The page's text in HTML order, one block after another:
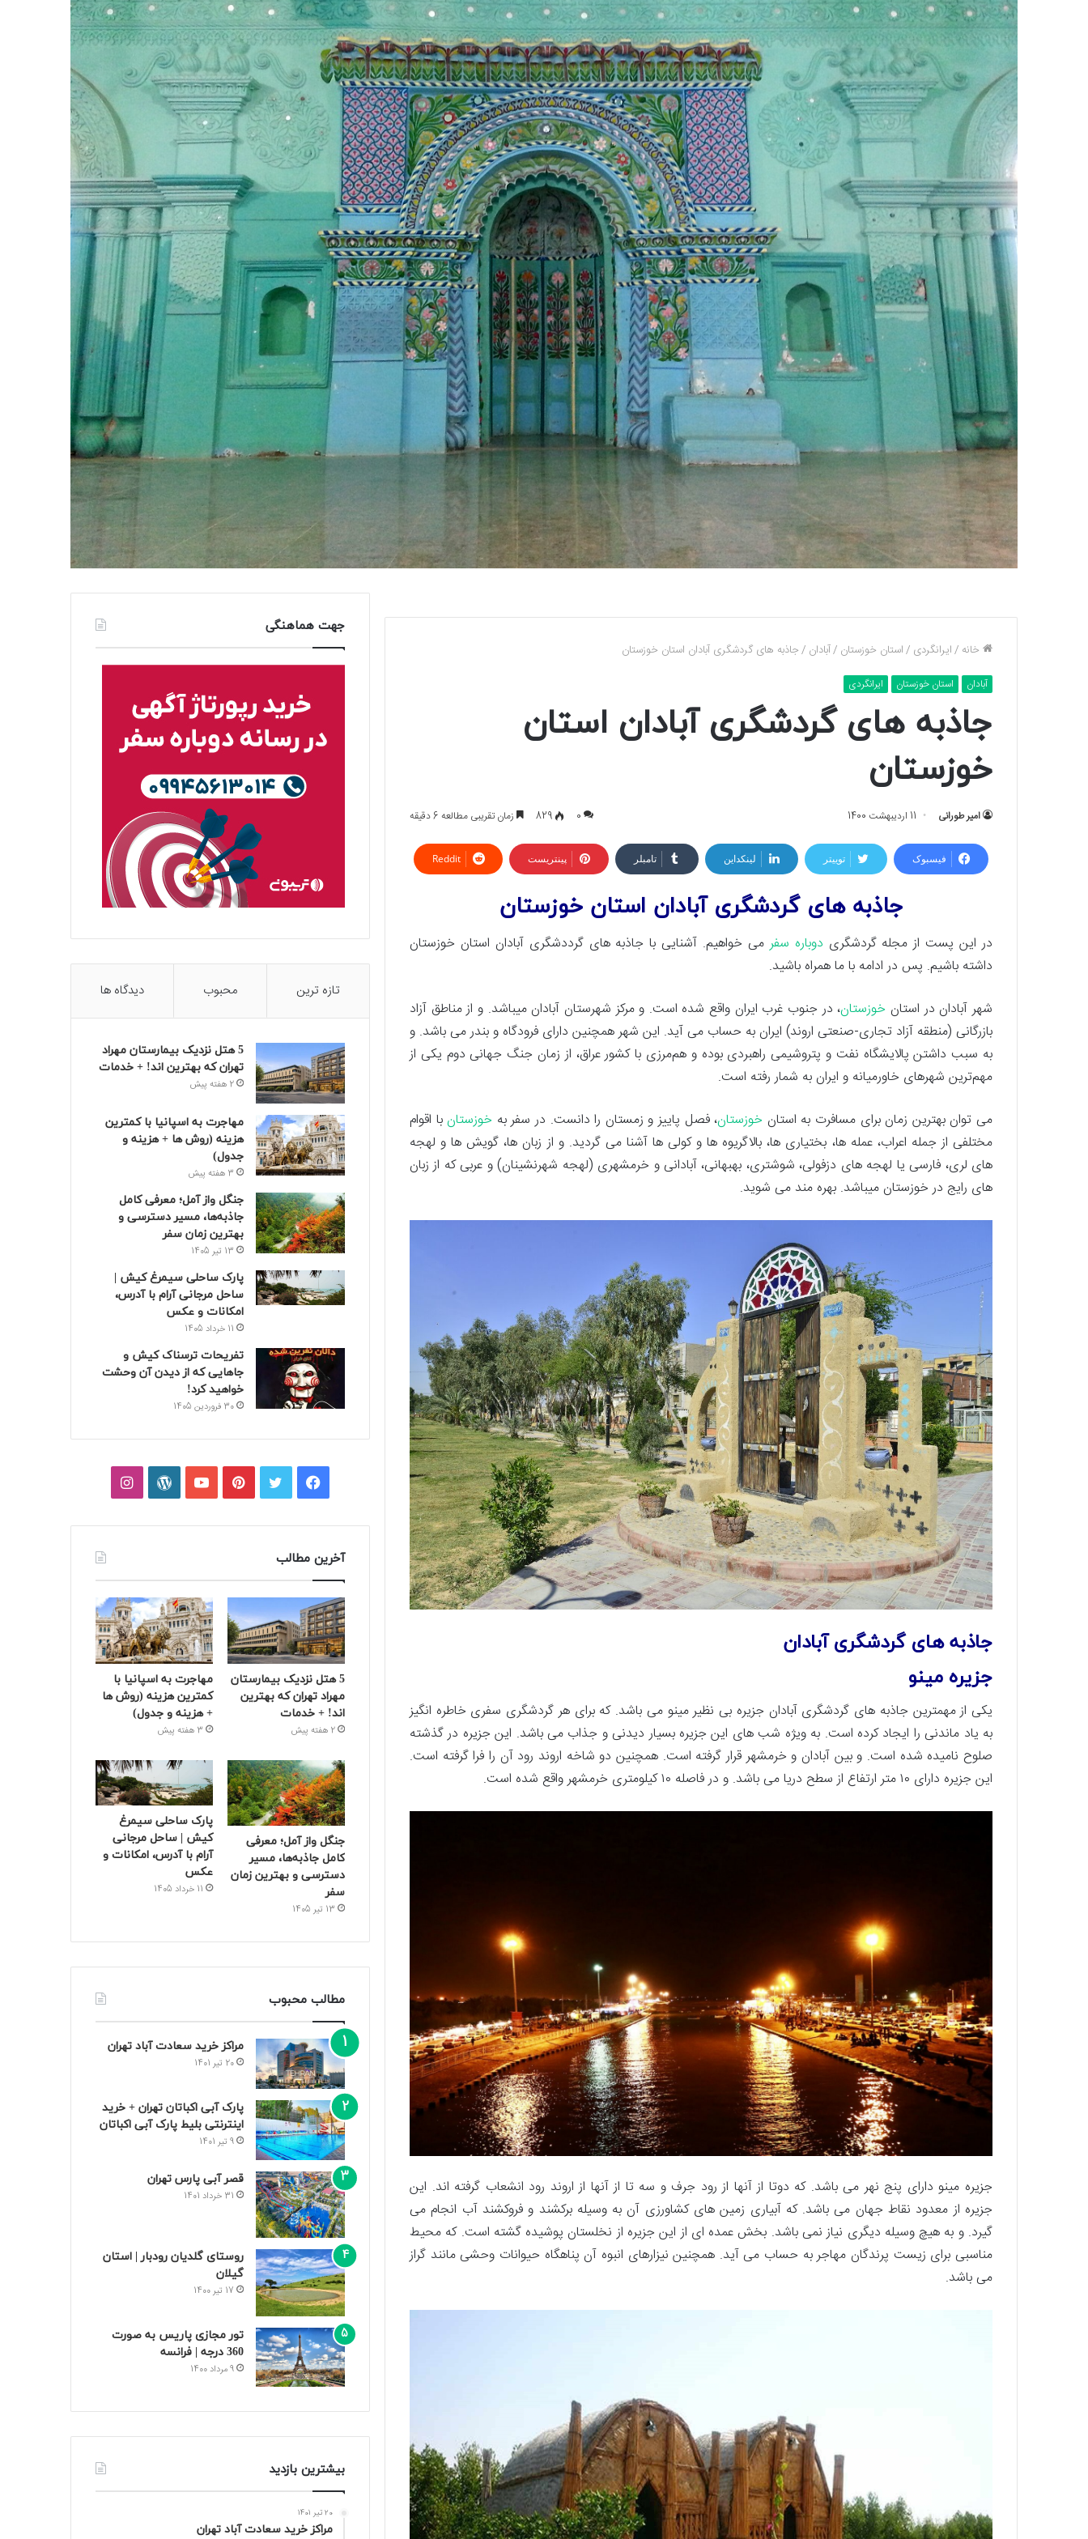
خانه /ایرانگردی /استان خوزستان /آبادان /جاذبه های گردشگری آبادان استان خوزستان
آبادان استان خوزستان ایرانگردی
جاذبه های گردشگری آبادان استان
خوزستان
امیر طورانی 11 اردیبهشت 1400 0
829 زمان تقریبی مطالعه 6 دقیقه
فیسبوک توییتر لینکداین تامبلر پینتریست Reddit
جاذبه های گردشگری آبادان استان خوزستان
در این پست از مجله گردشگری دوباره سفرمی خواهیم. آشنایی با جاذبه های گرددشگری آبادان استان خوزستان
داشته باشیم. پس در ادامه با ما همراه باشید.
شهر آبادان در استان خوزستان، در جنوب غرب ایران واقع شده است. و مرکز شهرستان آبادان میباشد. و از مناطق آزاد
بازرگانی (منطقه آزاد تجاری-صنعتی اروند) ایران به حساب می آید. این شهر همچنین دارای فرودگاه و بندر می باشد. و
به سبب داشتن پالایشگاه نفت و پتروشیمی راهبردی بوده و هم‌مرزی با کشور عراق، از زمان جنگ جهانی دوم یکی از
مهم‌ترین شهرهای خاورمیانه و ایران به شمار رفته است.
می توان بهترین زمان برای مسافرت به استان خوزستان، فصل پاییز و زمستان را دانست. در سفر به خوزستان با اقوام
مختلفی از جمله اعراب، عمله ها، بختیاری ها، بالاگریوه ها و کولی ها آشنا می گردید. و از زبان ها، گویش ها و لهجه
های لری، فارسی یا لهجه های دزفولی، شوشتری، بهبهانی، آبادانی و خرمشهری (لهجه شهرنشینان) و عربی که از زبان
های رایج در خوزستان میباشد. بهره مند می شوید.
جاذبه های گردشگری آبادان
جزیره مینو
یکی از مهمترین جاذبه های گردشگری آبادان جزیره بی نظیر مینو می باشد. که برای هر گردشگری سفری خاطره انگیز
به یاد ماندنی را ایجاد کرده است. به ویژه شب های این جزیره بسیار دیدنی و جذاب می باشد. این جزیره در گذشته
صلوح نامیده شده است. و بین آبادان و خرمشهر قرار گرفته است. همچنین دو شاخه اروند رود آن را فرا گرفته است.
این جزیره دارای ۱۰ متر ارتفاع از سطح دریا می باشد. و در فاصله ۱۰ کیلومتری خرمشهر واقع شده است.
جزیره مینو دارای پنج نهر می باشد. که دوتا از آنها از رود جرف و سه تا از آنها از اروند رود انشعاب گرفته اند. این
جزیره از معدود نقاط جهان می باشد. که آبیاری زمین های کشاورزی آن به وسیله برکشند و فروکشند آب انجام می
گیرد. و به هیچ وسیله دیگری نیاز نمی باشد. بخش عمده ای از این جزیره از نخلستان پوشیده گشته است. که محیط
مناسبی برای زیست پرندگان مهاجر به حساب می آید. همچنین نیزارهای انبوه آن پناهگاه حیوانات وحشی مانند گراز
می باشد.
جهت هماهنگی
تازه ترین محبوب دیدگاه ها
5 هتل نزدیک بیمارستان مهراد
تهران که بهترین‌ اند! + خدمات
2 هفته پیش
مهاجرت به اسپانیا با کمترین
هزینه (روش ها + هزینه و
جدول)
3 هفته پیش
جنگل واز آمل؛ معرفی کامل
جاذبه‌ها، مسیر دسترسی و
بهترین زمان سفر
13 تیر 1405
پارک ساحلی سیمرغ کیش |
ساحل مرجانی آرام با آدرس،
امکانات و عکس
11 خرداد 1405
تفریحات ترسناک کیش و
جاهایی که از دیدن آن وحشت
خواهید کرد!
30 فروردین 1405
فیسبوکتوییترپینتریستیوتیوبوردپرساینستاگرام
آخرین مطالب
5 هتل نزدیک بیمارستان
مهراد تهران که بهترین‌
اند! + خدمات
2 هفته پیش
مهاجرت به اسپانیا با
کمترین هزینه (روش ها
+ هزینه و جدول)
3 هفته پیش
جنگل واز آمل؛ معرفی
کامل جاذبه‌ها، مسیر
دسترسی و بهترین زمان
سفر
13 تیر 1405
پارک ساحلی سیمرغ
کیش | ساحل مرجانی
آرام با آدرس، امکانات و
عکس
11 خرداد 1405
مطالب محبوب
مراکز خرید سعادت‌ آباد تهران
20 تیر 1401
پارک آبی اکباتان تهران + خرید
اینترنتی بلیط پارک آبی اکباتان
9 تیر 1401
قصر آبی پارس تهران
31 خرداد 1401
روستای گلدیان رودبار | استان
گیلان
17 تیر 1400
تور مجازی پاریس به صورت
360 درجه | فرانسه
9 مرداد 1400
بیشترین بازدید
20 تیر 1401
مراکز خرید سعادت‌ آباد تهران